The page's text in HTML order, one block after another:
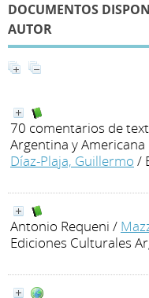
DOCUMENTOS
AUTOR
70 comentarios de
Argentina y
Díaz-Plaja, Guillermo /
Antonio Requeni /
Ediciones Culturales